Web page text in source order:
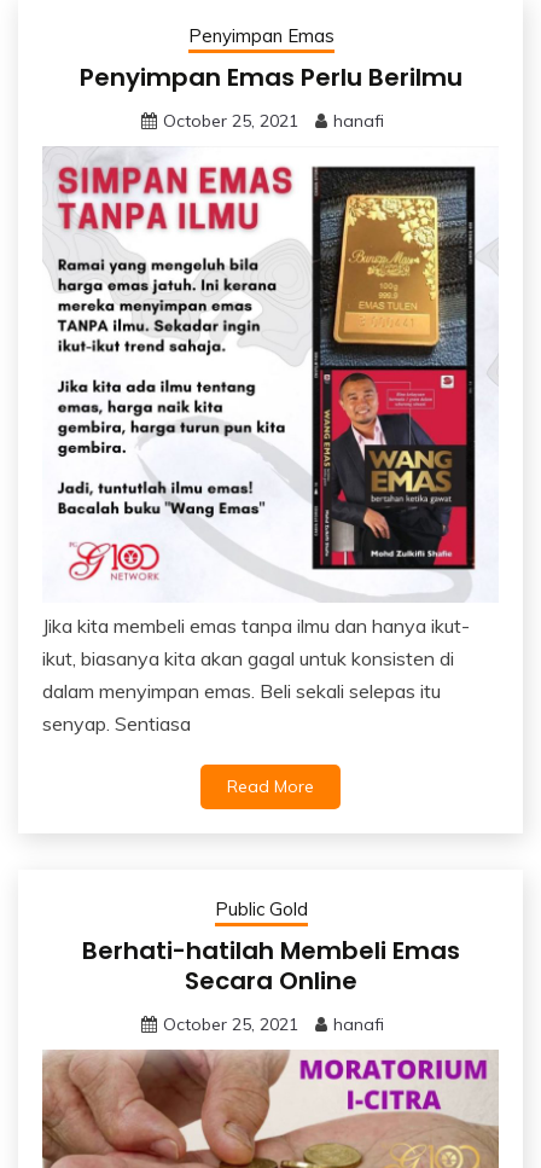
Penyimpan Emas
Penyimpan Emas Perlu Berilmu
October 25, 2021 hanafi
Jika kita membeli emas tanpa ilmu dan hanya ikut-
ikut, biasanya kita akan gagal untuk konsisten di
dalam menyimpan emas. Beli sekali selepas itu
senyap. Sentiasa
Read More
Public Gold
Berhati-hatilah Membeli Emas
Secara Online
October 25, 2021 hanafi